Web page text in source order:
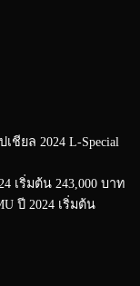
ยล 2024 L-Special
เริ่มต้น 243,000 บาท
ปี 2024 เริ่มต้น